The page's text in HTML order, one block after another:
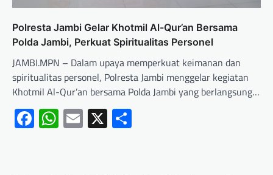
Polresta Jambi Gelar Khotmil Al-Qur’an Bersama
Polda Jambi, Perkuat Spiritualitas Personel
JAMBI.MPN – Dalam upaya memperkuat keimanan dan
spiritualitas personel, Polresta Jambi menggelar kegiatan
Khotmil Al-Qur’an bersama Polda Jambi yang berlangsung…
Facebook
WhatsApp
Email
X